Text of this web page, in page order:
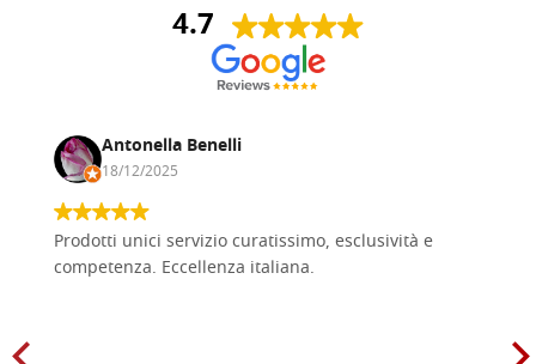
4.7
Antonella Benelli
18/12/2025
Prodotti unici servizio curatissimo, esclusività e
competenza. Eccellenza italiana.